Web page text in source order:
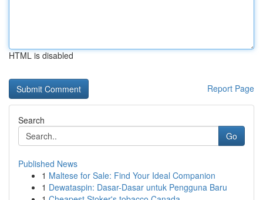
HTML is disabled
Report Page
Search
Go
Published News
1 Maltese for Sale: Find Your Ideal Companion
1 Dewataspin: Dasar-Dasar untuk Pengguna Baru